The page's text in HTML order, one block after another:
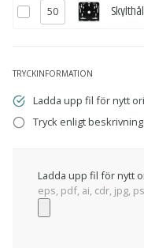
TRYCKINFORMATION
Ladda upp fil för nytt
Tryck enligt beskrivning
Ladda upp fil för nytt
eps, pdf, ai, cdr, jpg,